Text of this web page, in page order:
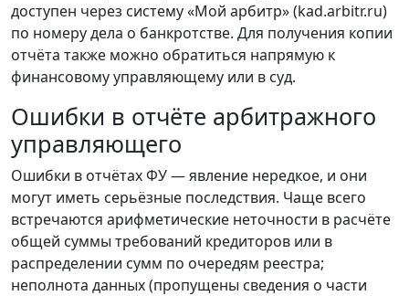
доступен через систему «Мой арбитр» (kad.arbitr.ru)
по номеру дела о банкротстве. Для получения копии
отчёта также можно обратиться напрямую к
финансовому управляющему или в суд.
Ошибки в отчёте арбитражного
управляющего
Ошибки в отчётах ФУ — явление нередкое, и они
могут иметь серьёзные последствия. Чаще всего
встречаются арифметические неточности в расчёте
общей суммы требований кредиторов или в
распределении сумм по очередям реестра;
неполнота данных (пропущены сведения о части